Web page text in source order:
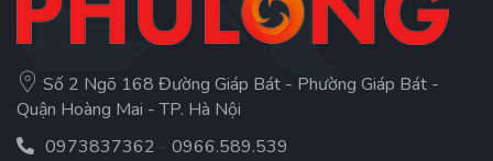
Số 2 Ngõ 168 Đường Giáp Bát - Phường Giáp Bát -
Quận Hoàng Mai - TP. Hà Nội
0973837362 - 0966.589.539